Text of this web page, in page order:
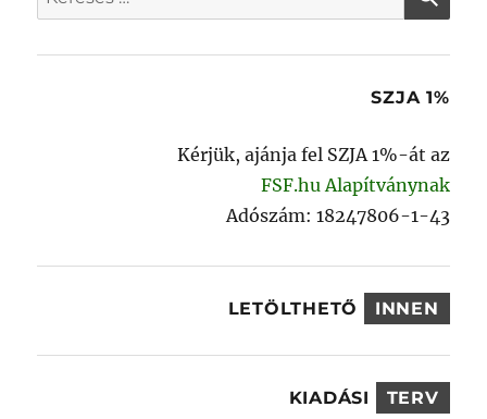
a
SZJA 1%
Kérjük, ajánja fel SZJA 1%-át az
FSF.hu Alapítványnak
Adószám: 18247806-1-43
LETÖLTHETŐ INNEN
KIADÁSI TERV